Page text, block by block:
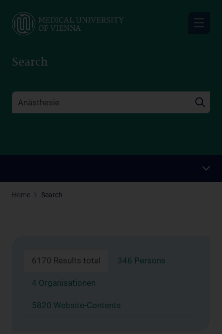
main
Search
Home Search
6170 Results total 346 Persons
4 Organisationen
5820 Website-Contents